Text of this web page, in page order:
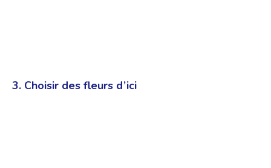
3. Choisir des fleurs d’ici